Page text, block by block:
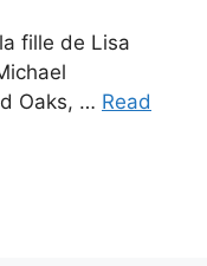
fille de Lisa
Oaks, … Read